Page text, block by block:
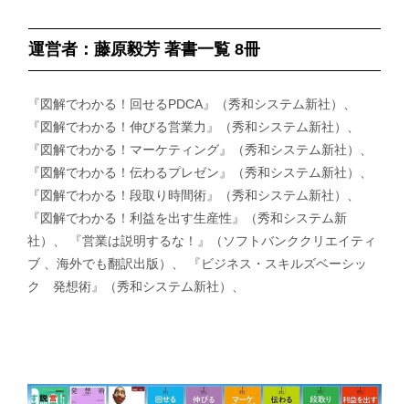
運営者：藤原毅芳 著書一覧 8冊
『図解でわかる！回せるPDCA』（秀和システム新社）、
『図解でわかる！伸びる営業力』（秀和システム新社）、
『図解でわかる！マーケティング』（秀和システム新社）、
『図解でわかる！伝わるプレゼン』（秀和システム新社）、
『図解でわかる！段取り時間術』（秀和システム新社）、
『図解でわかる！利益を出す生産性』（秀和システム新
社）、 『営業は説明するな！』（ソフトバンククリエイティ
ブ 、海外でも翻訳出版）、 『ビジネス・スキルズベーシッ
ク 発想術』（秀和システム新社）、